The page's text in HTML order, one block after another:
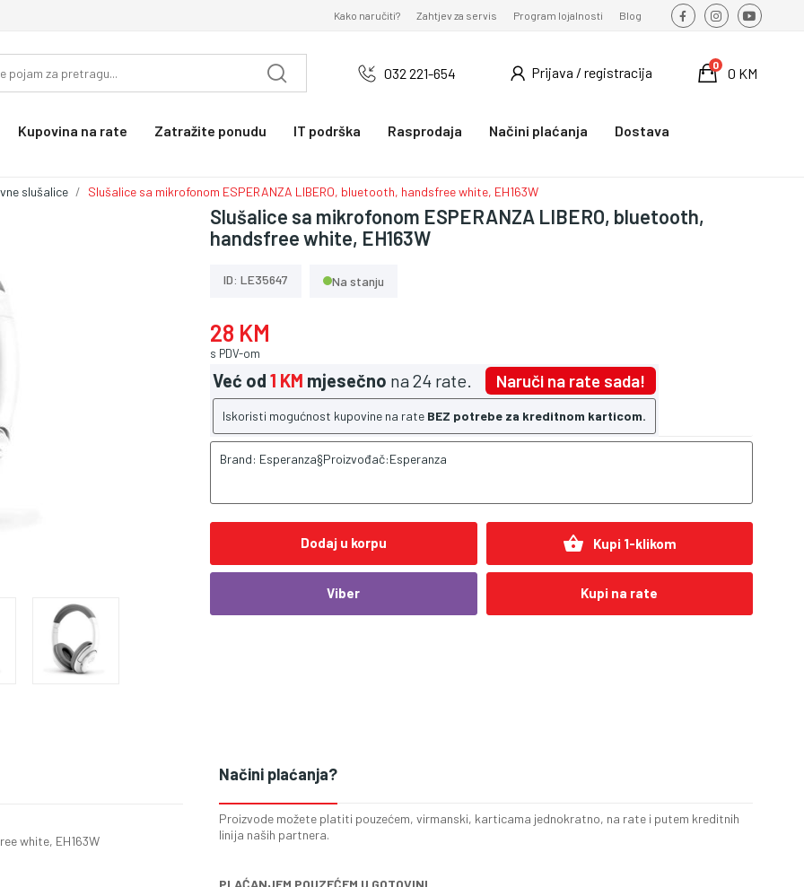
Kako naručiti? Zahtjev za servis Program lojalnosti Blog
032 221-654 Prijava / registracija 0 KM
0
Kupovina na rate Zatražite ponudu IT podrška Rasprodaja Načini plaćanja Dostava
slušalice Slušalice sa mikrofonom ESPERANZA LIBERO, bluetooth, handsfree white, EH163W
Slušalice sa mikrofonom ESPERANZA LIBERO, bluetooth,
handsfree white, EH163W
ID: LE35647 Na stanju
28 KM
s PDV-om
Već od 1 KM mjesečno na 24 rate. Naruči na rate sada!
Iskoristi mogućnost kupovine na rate BEZ potrebe za kreditnom karticom.
Brand: Esperanza§Proizvođač:Esperanza
Dodaj u korpu shopping_basket Kupi 1-klikom
Viber Kupi na rate
white, EH163W
Načini plaćanja?
Proizvode možete platiti pouzećem, virmanski, karticama jednokratno, na rate i putem kreditnih
linija naših partnera.
PLAĆANJEM POUZEĆEM U GOTOVINI